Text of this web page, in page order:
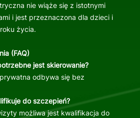
nie wiąże się z istotnymi
i jest przeznaczona dla dzieci i
życia.
(FAQ)
jest skierowanie?
odbywa się bez
do szczepień?
możliwa jest kwalifikacja do